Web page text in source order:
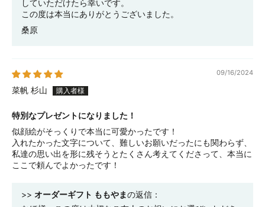
していただけたら幸いです。
この度は本当にありがとうございました。
桑原
09/16/2024
菜帆 杉山
特別なプレゼントになりました！
似顔絵がそっくりで本当に可愛かったです！
入れたかった文字について、難しいお願いだったにも関わらず、
私達の思い出を形に残そうとたくさん考えてくださって、本当に
ここで頼んでよかったです！
>> オーダーギフト ももやまの返信：